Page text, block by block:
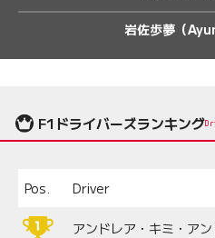
岩佐歩夢（
F1ドライバーズランキング
Pos. Driver
アンドレア・キミ・ア